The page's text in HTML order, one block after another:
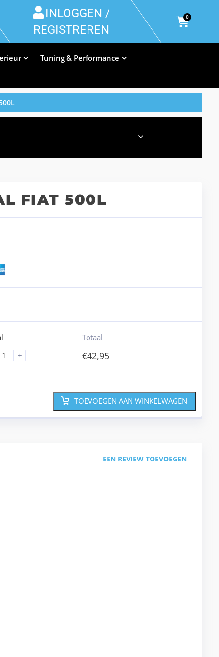
INLOGGEN /
REGISTREREN
0
Tuning & Performance
FIAT 500L
+
Totaal
€42,95
TOEVOEGEN AAN WINKELWAGEN
EEN REVIEW TOEVOEGEN